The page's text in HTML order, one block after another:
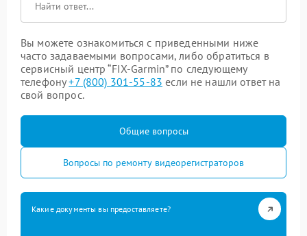
Вы можете ознакомиться с приведенными ниже
часто задаваемыми вопросами, либо обратиться в
сервисный центр “FIX-Garmin” по следующему
телефону+7 (800) 301-55-83 если не нашли ответ на
свой вопрос.
Общие вопросы
Вопросы по ремонту видеорегистраторов
Какие документы вы предоставляете?